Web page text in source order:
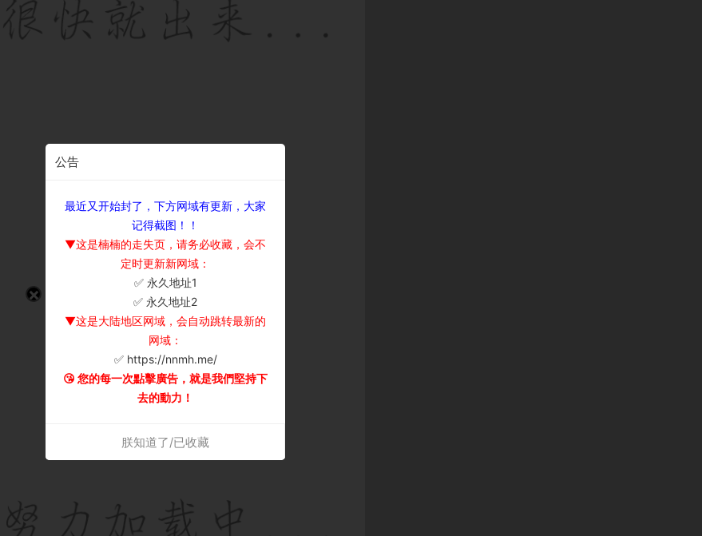
公告
最近又开始封了，下方网域有更新，大家
记得截图！！
▼这是楠楠的走失页，请务必收藏，会不
定时更新新网域：
✅ 永久地址1
✅ 永久地址2
▼这是大陆地区网域，会自动跳转最新的
网域：
✅ https://nnmh.me/
😘 您的每一次點擊廣告，就是我們堅持下
去的動力！
朕知道了/已收藏
×